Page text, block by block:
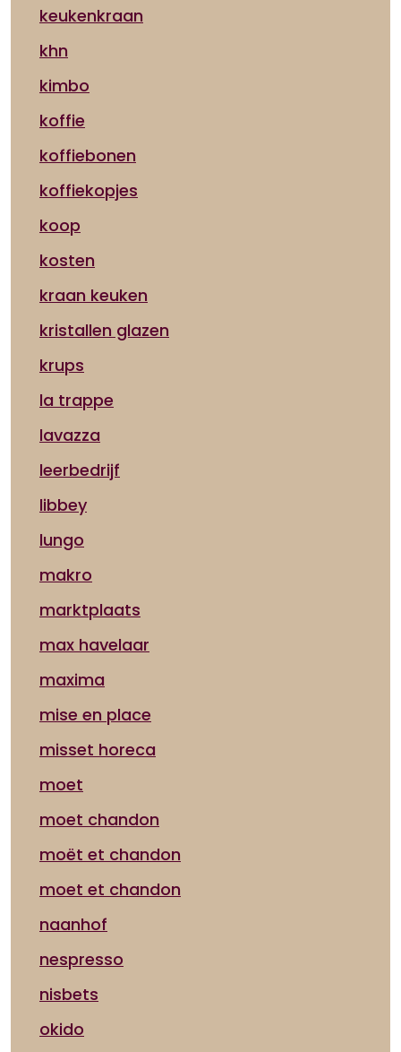
keukenkraan
khn
kimbo
koffie
koffiebonen
koffiekopjes
koop
kosten
kraan keuken
kristallen glazen
krups
la trappe
lavazza
leerbedrijf
libbey
lungo
makro
marktplaats
max havelaar
maxima
mise en place
misset horeca
moet
moet chandon
moët et chandon
moet et chandon
naanhof
nespresso
nisbets
okido